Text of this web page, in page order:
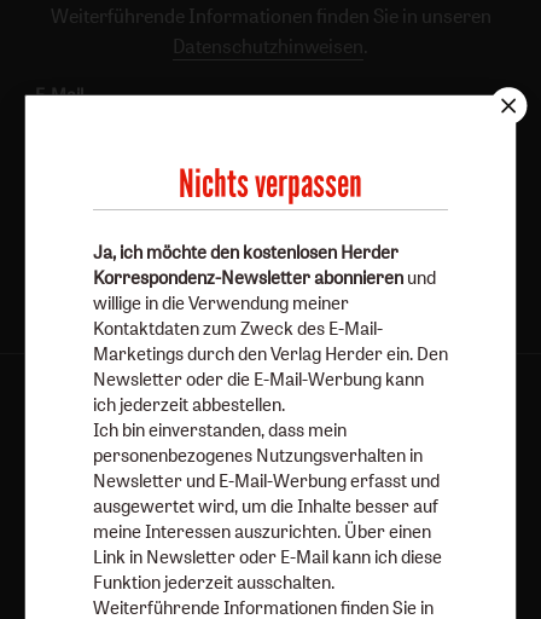
Weiterführende Informationen finden Sie in unseren
Datenschutzhinweisen .
E-Mail
Jetzt anmelden
AGB und Widerrufsbelehrung
Barrierefreiheit
Impressum
Vertrag widerrufen Abo online kündigen
Nichts verpassen
Ja, ich möchte den kostenlosen Herder
Korrespondenz-Newsletter abonnieren und
willige in die Verwendung meiner
Kontaktdaten zum Zweck des E-Mail-
Marketings durch den Verlag Herder ein. Den
Newsletter oder die E-Mail-Werbung kann
ich jederzeit abbestellen.
Ich bin einverstanden, dass mein
personenbezogenes Nutzungsverhalten in
Newsletter und E-Mail-Werbung erfasst und
ausgewertet wird, um die Inhalte besser auf
meine Interessen auszurichten. Über einen
Link in Newsletter oder E-Mail kann ich diese
Funktion jederzeit ausschalten.
Weiterführende Informationen finden Sie in